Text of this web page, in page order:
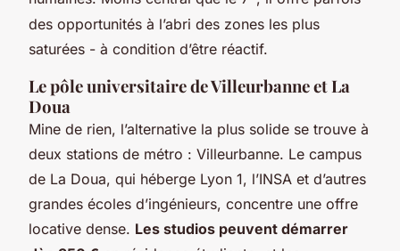
des opportunités à l’abri des zones les plus
saturées - à condition d’être réactif.
Le pôle universitaire de Villeurbanne et La
Doua
Mine de rien, l’alternative la plus solide se trouve à
deux stations de métro : Villeurbanne. Le campus
de La Doua, qui héberge Lyon 1, l’INSA et d’autres
grandes écoles d’ingénieurs, concentre une offre
locative dense. Les studios peuvent démarrer